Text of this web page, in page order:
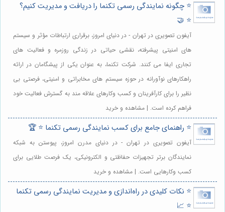
⭐️ چگونه نمایندگی رسمی تکنما را دریافت و مدیریت کنیم؟
⭐️ 🤝
آیفون تصویری در تهران - در دنیای امروز، برقراری ارتباطات مؤثر و سیستم
های امنیتی پیشرفته، نقشی حیاتی در زندگی روزمره و فعالیت های
تجاری ایفا می کنند. شرکت تکنما، به عنوان یکی از پیشگامان در ارائه
راهکارهای نوآورانه در حوزه سیستم های مخابراتی و امنیتی، فرصتی بی
نظیر را برای کارآفرینان و کسب وکارهای علاقه مند به گسترش فعالیت خود
فراهم کرده است. | مشاهده و خرید
⭐️ راهنمای جامع برای کسب نمایندگی رسمی تکنما ⭐️ 🏆
آیفون تصویری در تهران - در دنیای مدرن امروز، پیوستن به شبکه
نمایندگان برتر تجهیزات حفاظتی و الکترونیکی، یک فرصت طلایی برای
کسب وکارهایی است. | مشاهده و خرید
⭐️ نکات کلیدی در راه‌اندازی و مدیریت نمایندگی رسمی تکنما
⭐️ 📈